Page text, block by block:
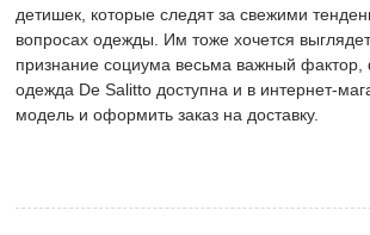
детишек, которые следят за свежими
вопросах одежды. Им тоже хочется
признание социума весьма важный
одежда De Salitto доступна и в интернет-
модель и оформить заказ на доставку.